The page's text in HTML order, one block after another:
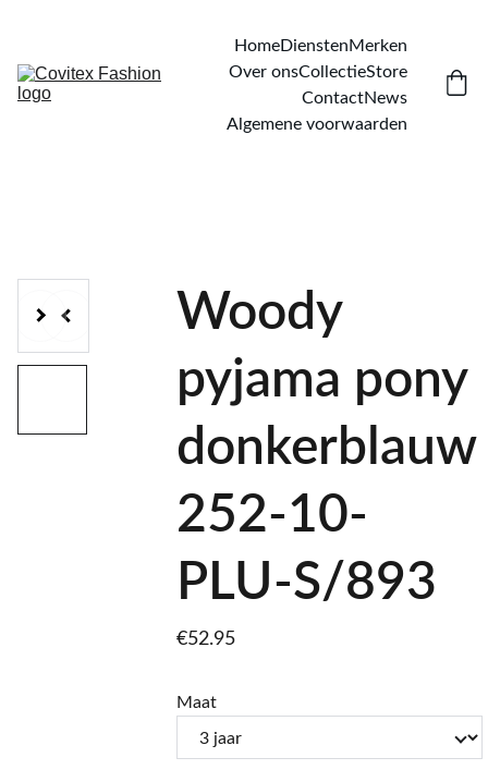
HomeDienstenMerken
Over onsCollectieStore
ContactNews
Algemene voorwaarden
Woody
pyjama pony
donkerblauw
252-10-
PLU-S/893
€52.95
Maat